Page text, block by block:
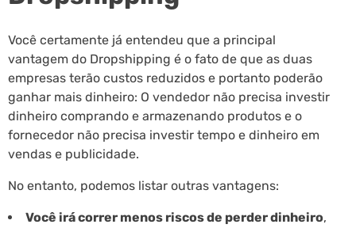
Você certamente já entendeu que a principal
vantagem do Dropshipping é o fato de que as duas
empresas terão custos reduzidos e portanto poderão
ganhar mais dinheiro: O vendedor não precisa investir
dinheiro comprando e armazenando produtos e o
fornecedor não precisa investir tempo e dinheiro em
vendas e publicidade.
No entanto, podemos listar outras vantagens:
Você irá correr menos riscos de perder dinheiro,